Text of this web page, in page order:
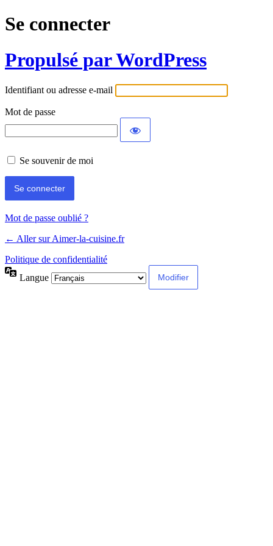
Se connecter
Propulsé par WordPress
Identifiant ou adresse e-mail
Mot de passe
Se souvenir de moi
Mot de passe oublié ?
← Aller sur Aimer-la-cuisine.fr
Politique de confidentialité
Langue